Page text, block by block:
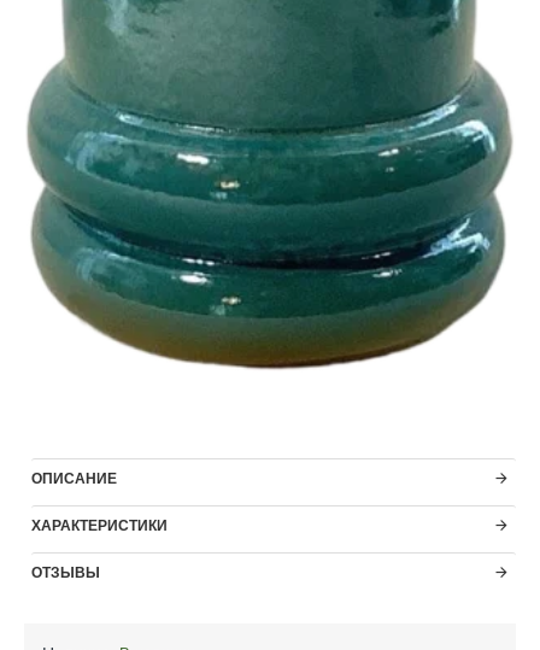
ОПИСАНИЕ
ХАРАКТЕРИСТИКИ
ОТЗЫВЫ